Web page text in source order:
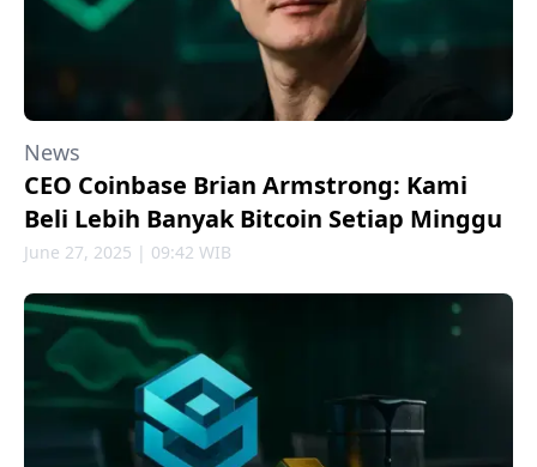
News
CEO Coinbase Brian Armstrong: Kami
Beli Lebih Banyak Bitcoin Setiap Minggu
June 27, 2025 | 09:42 WIB